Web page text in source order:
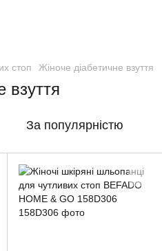
стоп Жіноче діабетичне взуття
взуття
За популярністю